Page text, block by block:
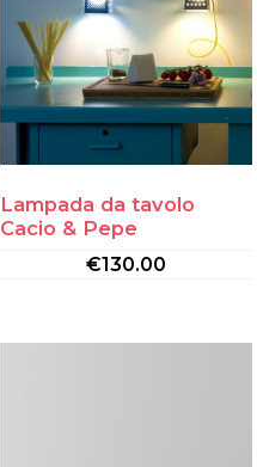
Lampada da tavolo
Cacio & Pepe
€130.00